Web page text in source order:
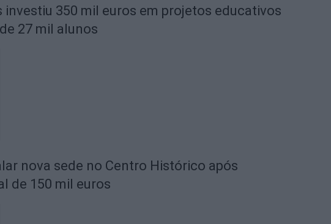
investiu 350 mil euros em projetos educativos
27 mil alunos
nova sede no Centro Histórico após
de 150 mil euros